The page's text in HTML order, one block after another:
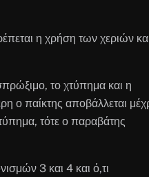
η χρήση των χεριών
το χτύπημα και η
ο παίκτης αποβάλλεται
τότε ο παραβάτης
3 και 4 και ό,τι